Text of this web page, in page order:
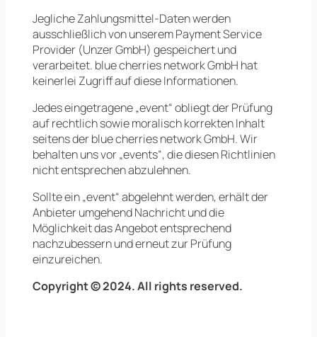
Jegliche Zahlungsmittel-Daten werden
ausschließlich von unserem Payment Service
Provider (Unzer GmbH) gespeichert und
verarbeitet. blue cherries network GmbH hat
keinerlei Zugriff auf diese Informationen.
Jedes eingetragene „event“ obliegt der Prüfung
auf rechtlich sowie moralisch korrekten Inhalt
seitens der blue cherries network GmbH. Wir
behalten uns vor „events“, die diesen Richtlinien
nicht entsprechen abzulehnen.
Sollte ein „event“ abgelehnt werden, erhält der
Anbieter umgehend Nachricht und die
Möglichkeit das Angebot entsprechend
nachzubessern und erneut zur Prüfung
einzureichen.
Copyright © 2024. All rights reserved.